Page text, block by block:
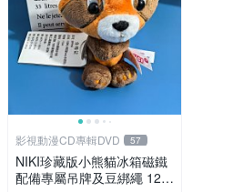
影視動漫CD專輯DVD 57
NIKI珍藏版小熊貓冰箱磁鐵
配備專屬吊牌及豆綁繩 12c